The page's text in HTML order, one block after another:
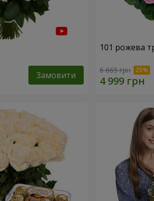
Замовити
101 рожева
6 665 грн